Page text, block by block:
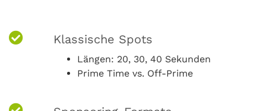
Klassische Spots
Längen: 20, 30, 40 Sekunden
Prime Time vs. Off-Prime